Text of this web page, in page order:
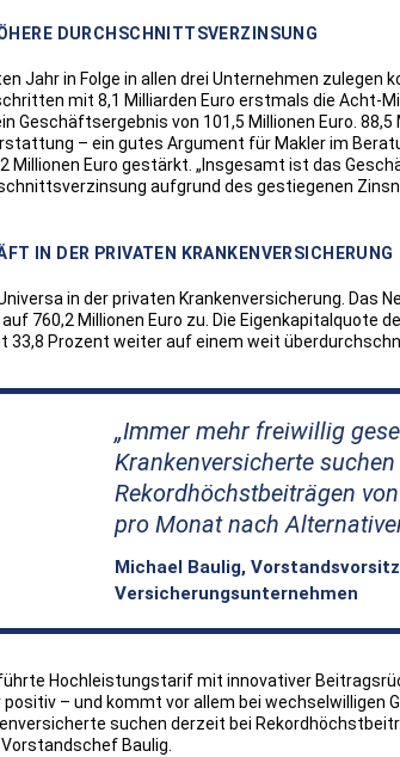
DURCHSCHNITTSVERZINSUNG
Jahr in Folge in allen drei Unternehmen zulegen
mit 8,1 Milliarden Euro erstmals die Acht-
Geschäftsergebnis von 101,5 Millionen Euro. 88,5
– ein gutes Argument für Makler im
Millionen Euro gestärkt. „Insgesamt ist das
aufgrund des gestiegenen
IN DER PRIVATEN KRANKENVERSICHERUNG
in der privaten Krankenversicherung. Das
760,2 Millionen Euro zu. Die Eigenkapitalquote
33,8 Prozent weiter auf einem weit
Immer mehr freiwillig
Krankenversicherte
Rekordhöchstbeiträgen
pro Monat nach
Michael Baulig,
Versicherungsunternehmen
Hochleistungstarif mit innovativer
– und kommt vor allem bei wechselwilligen
suchen derzeit bei
Baulig.